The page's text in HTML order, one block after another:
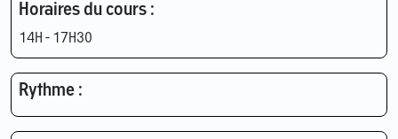
Horaires du cours :
14H - 17H30
Rythme :